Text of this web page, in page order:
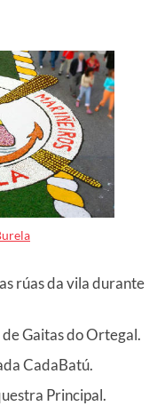
rúas da vila durante
Gaitas do Ortegal.
CadaBatú.
Principal.